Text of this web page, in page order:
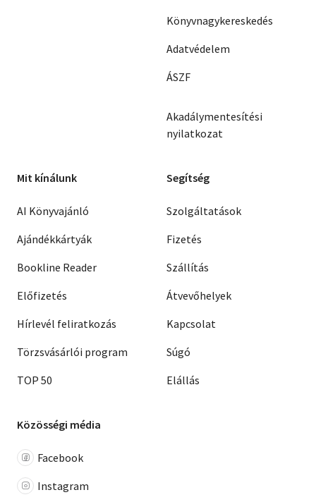
Könyvnagykereskedés
Adatvédelem
ÁSZF
Akadálymentesítési
nyilatkozat
Mit kínálunk
AI Könyvajánló
Ajándékkártyák
Bookline Reader
Előfizetés
Hírlevél feliratkozás
Törzsvásárlói program
TOP 50
Segítség
Szolgáltatások
Fizetés
Szállítás
Átvevőhelyek
Kapcsolat
Súgó
Elállás
Közösségi média
Facebook
Instagram